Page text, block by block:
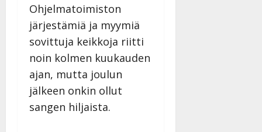
Ohjelmatoimiston
järjestämiä ja myymiä
sovittuja keikkoja riitti
noin kolmen kuukauden
ajan, mutta joulun
jälkeen onkin ollut
sangen hiljaista.